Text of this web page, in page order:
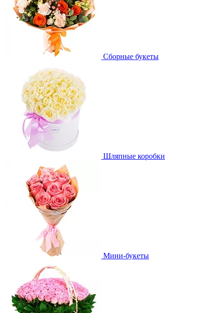
Сборные букеты
Шляпные коробки
Мини-букеты